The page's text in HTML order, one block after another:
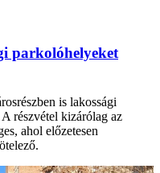
parkolóhelyeket
is lakossági
részvétel kizárólag az
ahol előzetesen